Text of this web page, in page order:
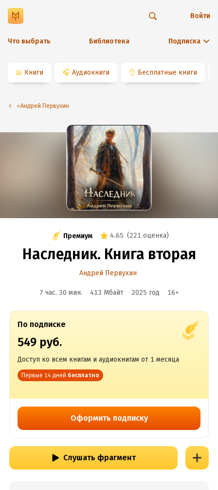
Что выбрать Библиотека Подписка
Войти
📖 Книги 🎧 Аудиокниги 👌 Бесплатные книги
⭐️Андрей Первухин
Премиум 4.65 (221 оценка)
Наследник. Книга вторая
Андрей Первухин
7 час. 30 мин. 413 Мбайт 2025 год 16+
По подписке
549 руб.
Доступ ко всем книгам и аудиокнигам от 1 месяца
Первые 14 дней бесплатно
Оформить подписку
Слушать фрагмент